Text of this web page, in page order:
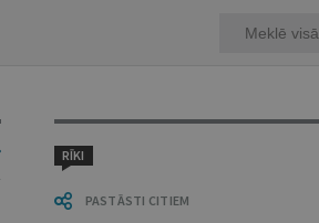
RĪKI
PASTĀSTI CITIEM